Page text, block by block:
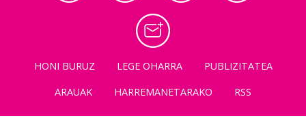
HONI BURUZ LEGE OHARRA
PUBLIZITATEA
ARAUAK
HARREMANETARAKO RSS